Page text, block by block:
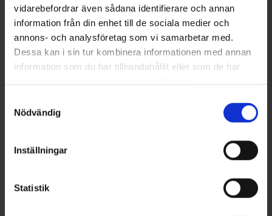
vidarebefordrar även sådana identifierare och annan
information från din enhet till de sociala medier och
annons- och analysföretag som vi samarbetar med.
Dessa kan i sin tur kombinera informationen med annan
information som du har tillhandahållit eller som de har
Nödvändig
Inställningar
Statistik
Silva Walking Pole
99 kr
Sittunderlag Engelsons